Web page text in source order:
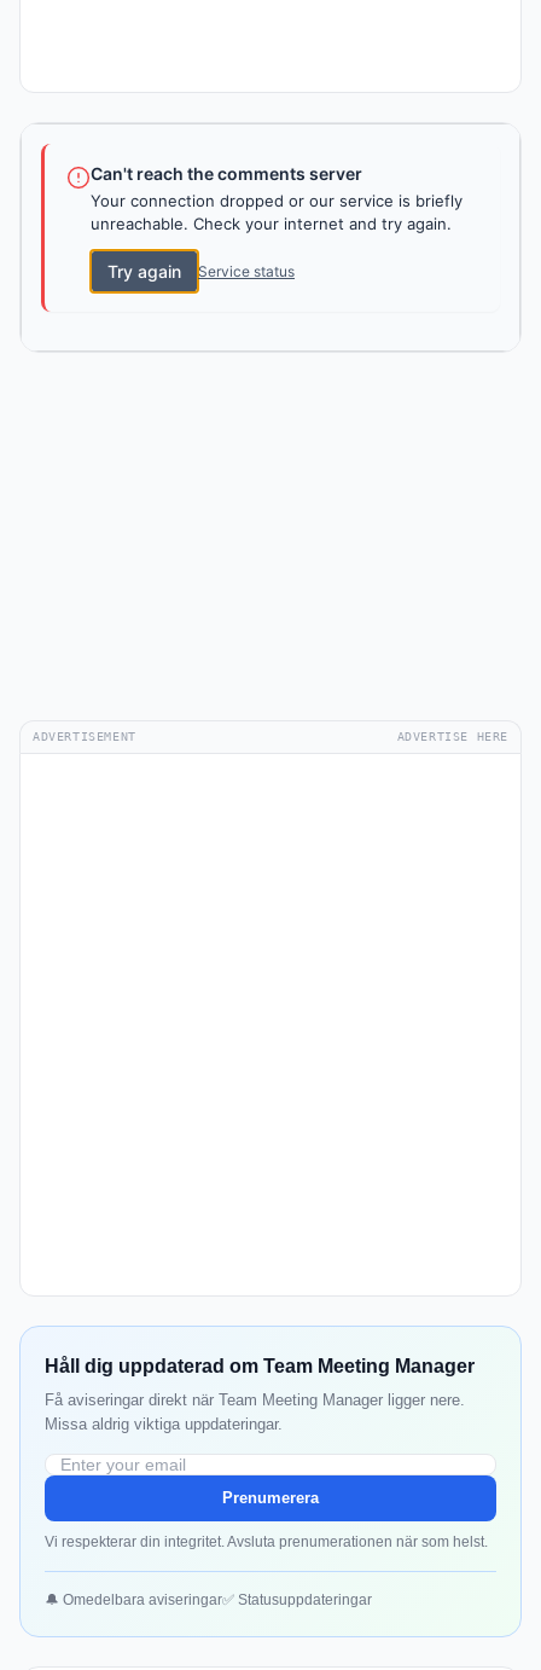
Can't reach the comments server
Your connection dropped or our service is briefly
unreachable. Check your internet and try again.
Try again Service status
ADVERTISEMENT ADVERTISE HERE
Håll dig uppdaterad om Team Meeting Manager
Få aviseringar direkt när Team Meeting Manager ligger nere.
Missa aldrig viktiga uppdateringar.
Prenumerera
Vi respekterar din integritet. Avsluta prenumerationen när som helst.
🔔 Omedelbara aviseringar✅ Statusuppdateringar